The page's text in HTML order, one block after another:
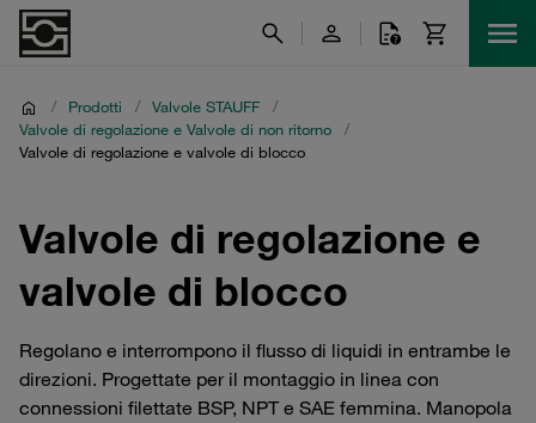
/ Prodotti / Valvole STAUFF
/
Valvole di regolazione e Valvole di non ritorno
/
Valvole di regolazione e valvole di blocco
Valvole di regolazione e
valvole di blocco
Regolano e interrompono il flusso di liquidi in entrambe le
direzioni. Progettate per il montaggio in linea con
connessioni filettate BSP, NPT e SAE femmina. Manopola